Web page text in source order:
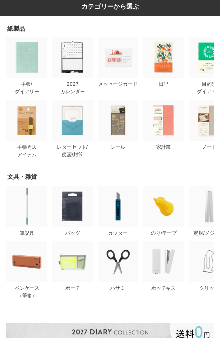
カテゴリーから選ぶ
紙製品
手帳/
ダイアリー
手帳周辺
アイテム
2027
カレンダー
レターセット/
便箋/封筒
メッセージカード
シール
日記
家計簿
目的別
ダイアリ
ノート
文具・雑貨
筆記具
ペンケース
（筆箱）
バッグ
ポーチ
カッター
ハサミ
のり/テープ
ホッチキス
定規/メジ
クリップ